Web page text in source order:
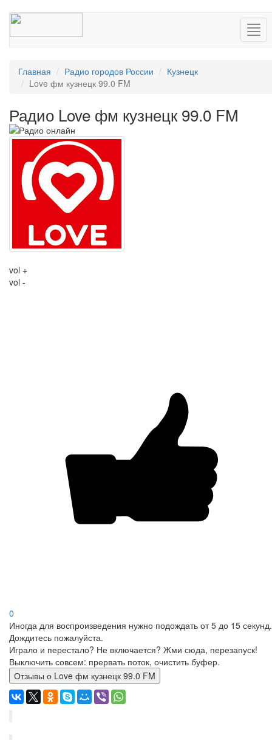
Главная Радио городов России
Кузнецк
Love фм кузнецк 99.0 FM
Радио Love фм кузнецк 99.0 FM
vol +
vol -
0
Иногда для воспроизведения нужно подождать от 5 до 15 секунд.
Дождитесь пожалуйста.
Играло и перестало? Не включается? Жми сюда, перезапуск!
Выключить совсем: прервать поток, очистить буфер.
Отзывы о Love фм кузнецк 99.0 FM